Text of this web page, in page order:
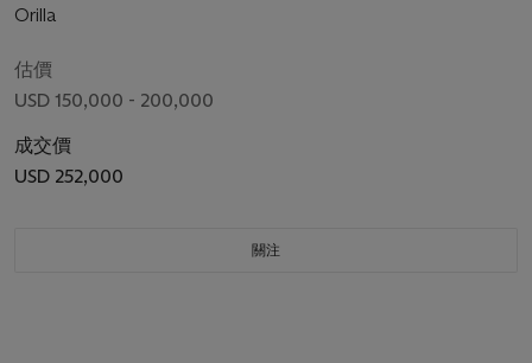
Orilla
估價
USD 150,000 - 200,000
成交價
USD 252,000
關注